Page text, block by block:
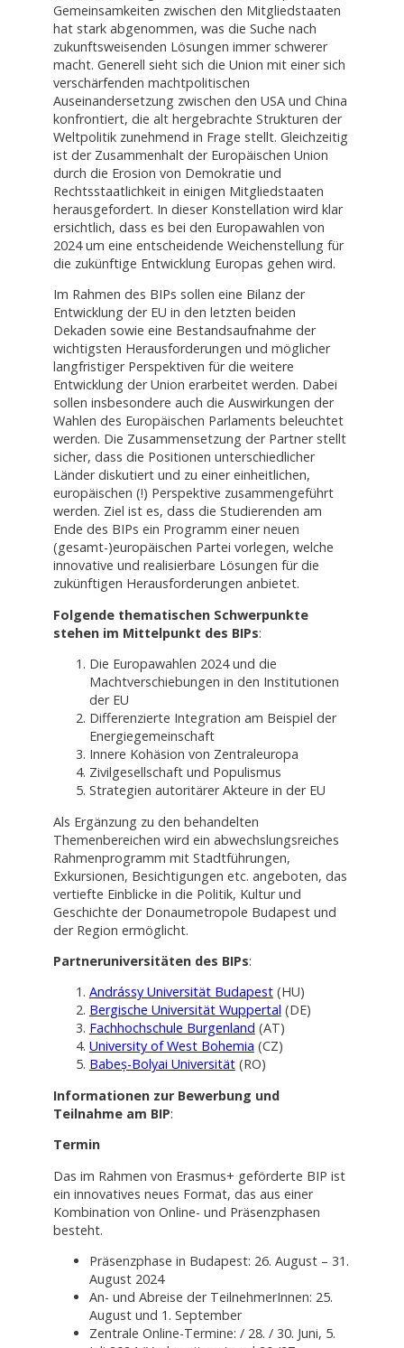
Gemeinsamkeiten zwischen den Mitgliedstaaten
hat stark abgenommen, was die Suche nach
zukunftsweisenden Lösungen immer schwerer
macht. Generell sieht sich die Union mit einer sich
verschärfenden machtpolitischen
Auseinandersetzung zwischen den USA und China
konfrontiert, die alt hergebrachte Strukturen der
Weltpolitik zunehmend in Frage stellt. Gleichzeitig
ist der Zusammenhalt der Europäischen Union
durch die Erosion von Demokratie und
Rechtsstaatlichkeit in einigen Mitgliedstaaten
herausgefordert. In dieser Konstellation wird klar
ersichtlich, dass es bei den Europawahlen von
2024 um eine entscheidende Weichenstellung für
die zukünftige Entwicklung Europas gehen wird.
Im Rahmen des BIPs sollen eine Bilanz der
Entwicklung der EU in den letzten beiden
Dekaden sowie eine Bestandsaufnahme der
wichtigsten Herausforderungen und möglicher
langfristiger Perspektiven für die weitere
Entwicklung der Union erarbeitet werden. Dabei
sollen insbesondere auch die Auswirkungen der
Wahlen des Europäischen Parlaments beleuchtet
werden. Die Zusammensetzung der Partner stellt
sicher, dass die Positionen unterschiedlicher
Länder diskutiert und zu einer einheitlichen,
europäischen (!) Perspektive zusammengeführt
werden. Ziel ist es, dass die Studierenden am
Ende des BIPs ein Programm einer neuen
(gesamt-)europäischen Partei vorlegen, welche
innovative und realisierbare Lösungen für die
zukünftigen Herausforderungen anbietet.
Folgende thematischen Schwerpunkte
stehen im Mittelpunkt des BIPs:
Die Europawahlen 2024 und die
Machtverschiebungen in den Institutionen
der EU
Differenzierte Integration am Beispiel der
Energiegemeinschaft
Innere Kohäsion von Zentraleuropa
Zivilgesellschaft und Populismus
Strategien autoritärer Akteure in der EU
Als Ergänzung zu den behandelten
Themenbereichen wird ein abwechslungsreiches
Rahmenprogramm mit Stadtführungen,
Exkursionen, Besichtigungen etc. angeboten, das
vertiefte Einblicke in die Politik, Kultur und
Geschichte der Donaumetropole Budapest und
der Region ermöglicht.
Partneruniversitäten des BIPs:
Andrássy Universität Budapest(HU)
Bergische Universität Wuppertal (DE)
Fachhochschule Burgenland (AT)
University of West Bohemia (CZ)
Babeș-Bolyai Universität(RO)
Informationen zur Bewerbung und
Teilnahme am BIP:
Termin
Das im Rahmen von Erasmus+ geförderte BIP ist
ein innovatives neues Format, das aus einer
Kombination von Online- und Präsenzphasen
besteht.
Präsenzphase in Budapest: 26. August – 31.
August 2024
An- und Abreise der TeilnehmerInnen: 25.
August und 1. September
Zentrale Online-Termine: / 28. / 30. Juni, 5.